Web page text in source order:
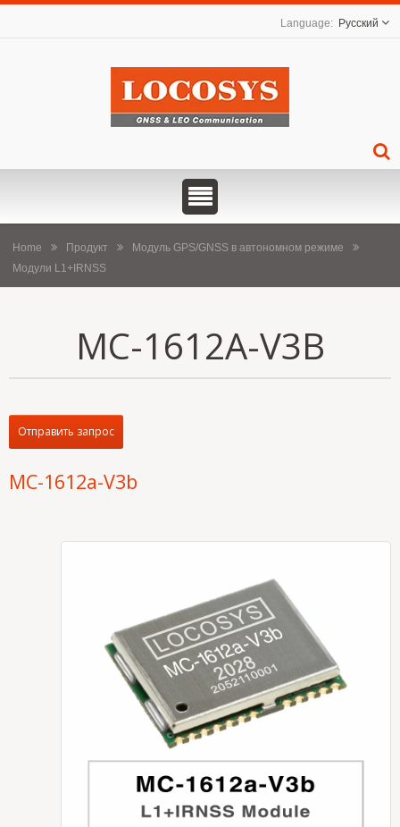
Русский
Home Продукт
Модуль GPS/GNSS в автономном режиме
Модули L1+IRNSS
MC-1612A-V3B
Отправить запрос
MC-1612a-V3b